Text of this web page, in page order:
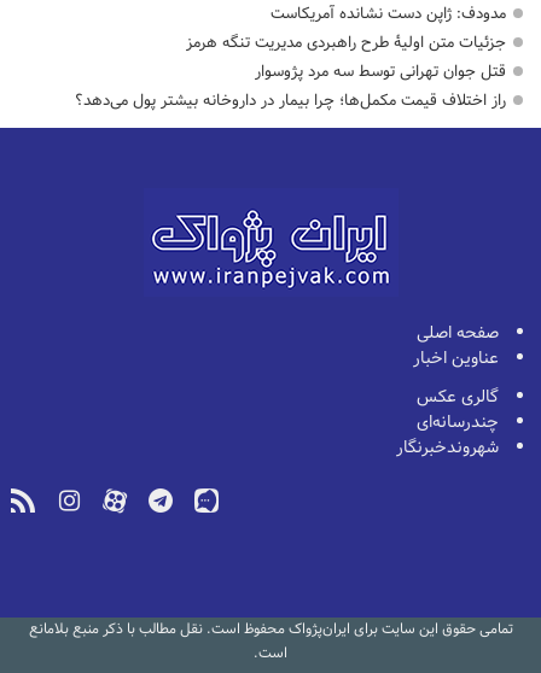
مدودف: ژاپن دست نشانده آمریکاست
جزئیات متن اولیۀ طرح راهبردی مدیریت تنگه هرمز
قتل جوان تهرانی توسط سه مرد پژوسوار
راز اختلاف قیمت مکمل‌ها؛ چرا بیمار در داروخانه بیشتر پول می‌دهد؟
صفحه اصلی
عناوین اخبار
گالری عکس
چندرسانه‌ای
شهروندخبرنگار
تمامی حقوق این سایت برای ایران‌پژواک محفوظ است. نقل مطالب با ذکر منبع بلامانع
است.